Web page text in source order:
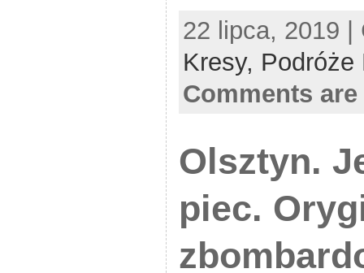
22 lipca, 2019
Kresy, Podróże
Comments
Olsztyn.
piec.